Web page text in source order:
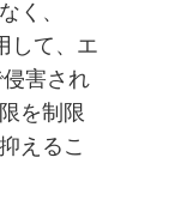
く、
して、エ
害され
を制限
えるこ